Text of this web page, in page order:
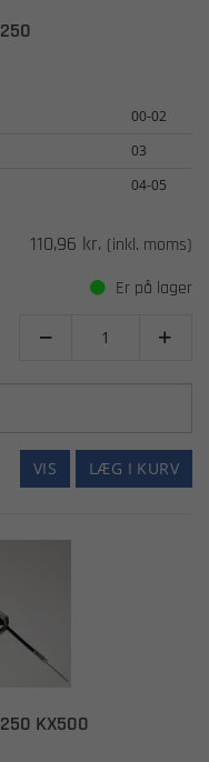
00-02
03
04-05
110,96 kr. (inkl. moms)
Er på lager
 
LÆG I KURV
VIS
KX500